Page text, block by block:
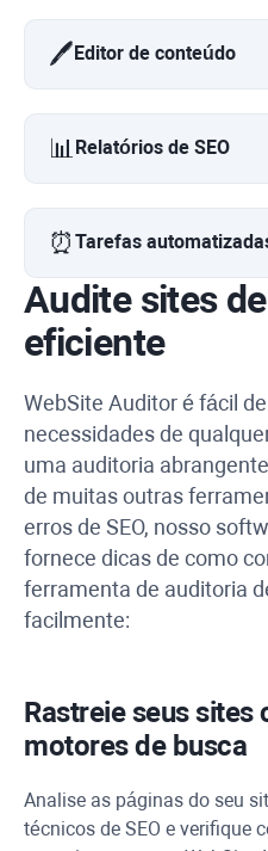
🖊️Editor de conteúdo
📊 Relatórios de SEO
⏰ Tarefas
Audite sites
eficiente
WebSite Auditoré fácil
necessidades de
uma auditoria
de muitas outras
erros de SEO, nosso
fornece dicas de como
ferramenta de auditoria
facilmente:
Rastreie seus
motores de busca
Analise as páginas do seu
técnicos de SEO e verifique